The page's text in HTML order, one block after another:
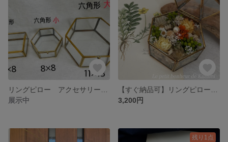
展示中
3,200円
残り1点